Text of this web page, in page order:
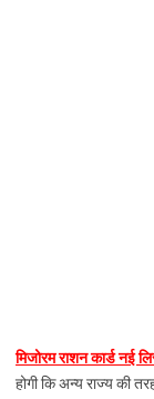
मिजोरम राशन कार्ड नई
होगी कि अन्य राज्य की